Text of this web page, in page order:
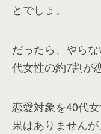
とでしょ。
だったら、やら
代女性の約7割が
恋愛対象を40代
果はありません